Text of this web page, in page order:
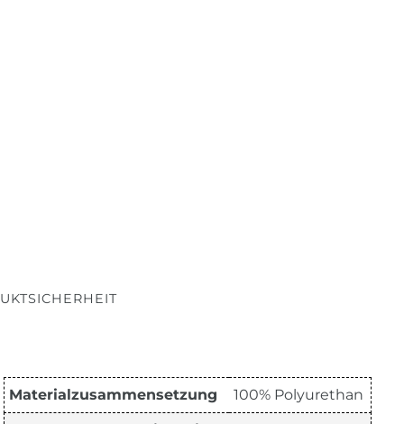
Materialzusammensetzung 100% Polyurethan